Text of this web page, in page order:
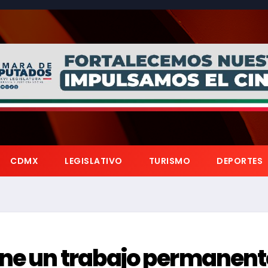
CDMX LEGISLATIVO TURISMO DEPORTES
un trabajo